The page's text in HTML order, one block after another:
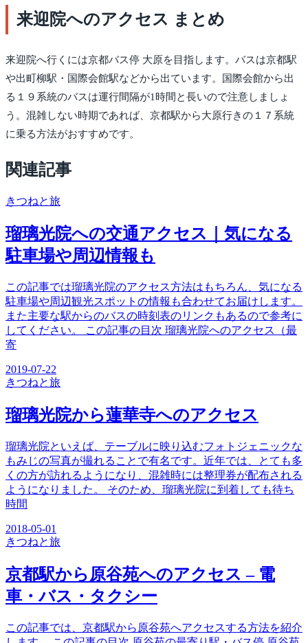
来迎院へのアクセス まとめ
来迎院へ行くには京都バス停 大原を目指します。バスは京都駅
や出町柳駅・国際会館駅などから出ています。国際会館から出
る１９系統のバスは運行間隔が1時間と長いので注意しましょ
う。混雑しない時期であれば、京都駅から大原行きの１７系統
に乗る方法がおすすめです。
関連記事
きつねと旅
瑠璃光院への交通アクセス｜気になる
駐車場や周辺情報も
この記事では瑠璃光院のアクセス方法はもちろん、気になる
駐車場や周辺観光スポットの情報も合わせてお届けします。
また主要な駅からのバスの時刻表のリンクもあるので参考に
してください。 この記事の目次 瑠璃光院へのアクセス（最
寄
2019-07-22
きつねと旅
瑠璃光院から蓮華寺へのアクセス
瑠璃光院といえば、テーブルに映り込むフォトジェニックな
もみじの写真が撮れることで有名です。近年では、とても多
くの方が訪れるようになり、混雑時には整理券が配布される
ようになりました。 そのため、瑠璃光院に到着しても待ち
時間
2018-05-01
きつねと旅
京都駅から原谷苑へのアクセス – 電
車・バス・タクシー
この記事では、京都駅から原谷苑へアクセスする方法を紹介